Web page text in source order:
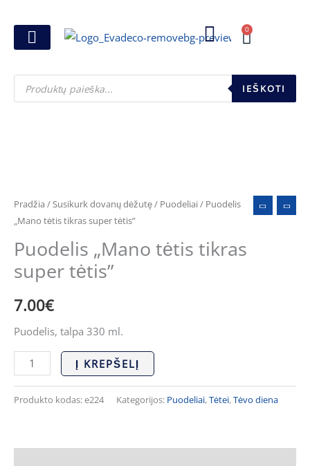
prie
turinio
0
Cart
Products
search IEŠKOTI
Pradžia / Susikurk dovanų dėžutę/ Puodeliai/ Puodelis
„Mano tėtis tikras super tėtis”
Puodelis „Mano tėtis tikras
super tėtis”
7.00€
Puodelis, talpa 330 ml.
Puodelis
"Mano
tėtis
tikras
super
Į KREPŠELĮ
Produkto kodas:e224 Kategorijos: Puodeliai,Tėtei,Tėvo diena